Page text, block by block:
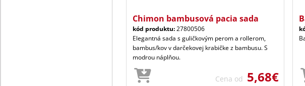
Chimon bambusová pacia sada
kód produktu:27800506
Elegantná sada s guličkovým perom a rollerom,
bambus/kov v darčekovej krabičke z bambusu. S
modrou náplňou.
Cena od 5,68€